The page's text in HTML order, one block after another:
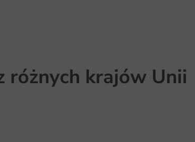
różnych krajów Unii